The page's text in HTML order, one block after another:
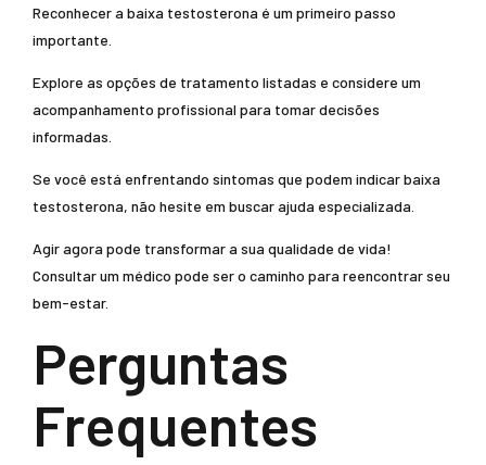
Reconhecer a baixa testosterona é um primeiro passo
importante.
Explore as opções de tratamento listadas e considere um
acompanhamento profissional para tomar decisões
informadas.
Se você está enfrentando sintomas que podem indicar baixa
testosterona, não hesite em buscar ajuda especializada.
Agir agora pode transformar a sua qualidade de vida!
Consultar um médico pode ser o caminho para reencontrar seu
bem-estar.
Perguntas
Frequentes